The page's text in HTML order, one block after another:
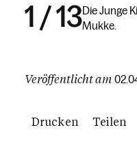
1 /13Die Junge
Mukke.
Veröffentlicht am
Drucken Teilen